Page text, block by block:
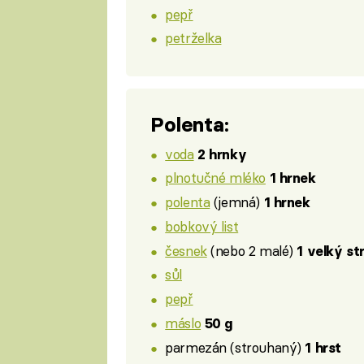
pepř
petrželka
Polenta:
voda 2 hrnky
plnotučné mléko 1 hrnek
polenta(jemná) 1 hrnek
bobkový list
česnek(nebo 2 malé) 1 velký
sůl
pepř
máslo 50 g
parmezán (strouhaný) 1 hrst